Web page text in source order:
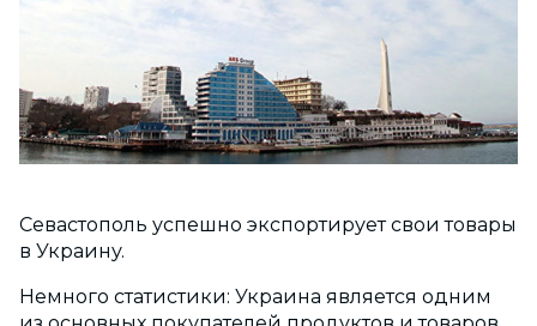
Севастополь успешно экспортирует свои товары
в Украину.
Немного статистики: Украина является одним